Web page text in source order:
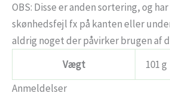
OBS: Disse er anden sortering, og
skønhedsfejl fx på kanten eller
aldrig noget der påvirker brugen af
Vægt
101 g
Anmeldelser